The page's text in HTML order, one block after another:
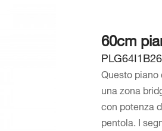
60cm
Questo
una zona
con potenza
pentola. I